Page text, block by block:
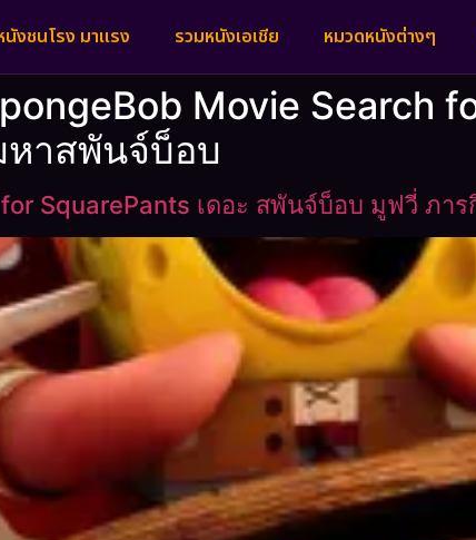
นังชนโรง มาแรง รวมหนังเอเชีย หมวดหนังต่างๆ
Movie Search
าสพันจ์บ็อบ
SquarePants เดอะ สพันจ์บ็อบ มูฟวี่ ภา